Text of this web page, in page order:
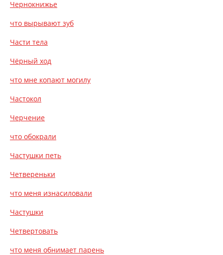
Чернокнижье
что вырывают зуб
Части тела
Чёрный ход
что мне копают могилу
Частокол
Черчение
что обокрали
Частушки петь
Четвереньки
что меня изнасиловали
Частушки
Четвертовать
что меня обнимает парень